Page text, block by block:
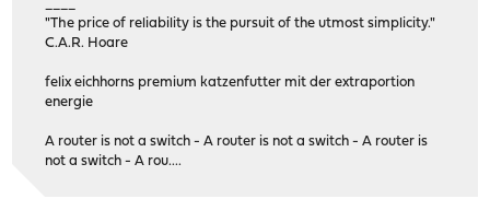
"The price of reliability is the pursuit of the utmost simplicity."
C.A.R. Hoare
felix eichhorns premium katzenfutter mit der extraportion
energie
A router is not a switch - A router is not a switch - A router is
not a switch - A rou....